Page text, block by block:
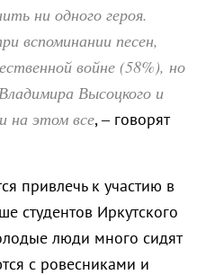
ни одного героя.
вспоминании песен,
войне (58%), но
Высоцкого и
на этом все, – говорят
привлечь к участию в
студентов Иркутского
люди много сидят
с ровесниками и